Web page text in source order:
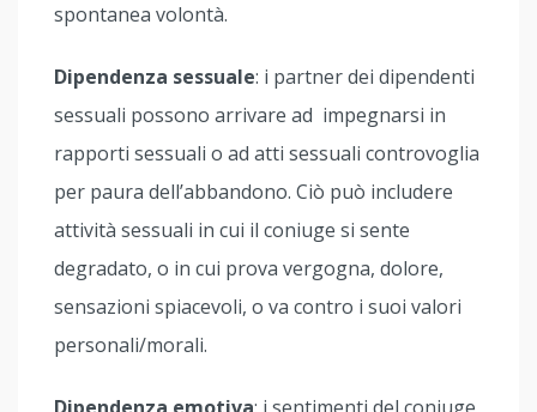
spontanea volontà.
Dipendenza sessuale: i partner dei dipendenti
sessuali possono arrivare ad impegnarsi in
rapporti sessuali o ad atti sessuali controvoglia
per paura dell’abbandono. Ciò può includere
attività sessuali in cui il coniuge si sente
degradato, o in cui prova vergogna, dolore,
sensazioni spiacevoli, o va contro i suoi valori
personali/morali.